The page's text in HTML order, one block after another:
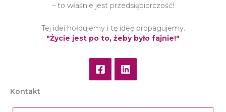
– to właśnie jest przedsiębiorczość!
Tej idei hołdujemy i tę ideę propagujemy.
"Życie jest po to, żeby było fajnie!"
Kontakt